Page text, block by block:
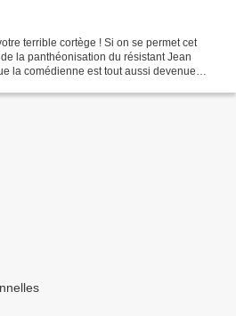
terrible cortège ! Si on se permet cet
la panthéonisation du résistant Jean
la comédienne est tout aussi devenue